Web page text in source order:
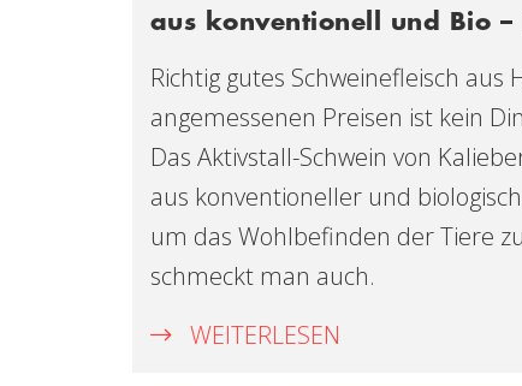
aus konventionell und Bio
Richtig gutes Schweinefleisch aus
angemessenen Preisen ist kein
Das Aktivstall-Schwein von
aus konventioneller und
um das Wohlbefinden der Tiere
schmeckt man auch.
WEITERLESEN